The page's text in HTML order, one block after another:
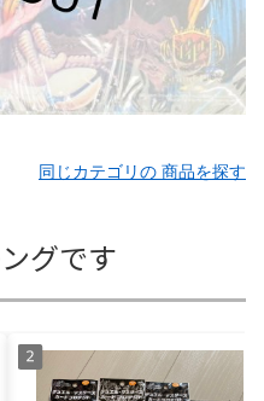
同じカテゴリの 商品を探す
グです